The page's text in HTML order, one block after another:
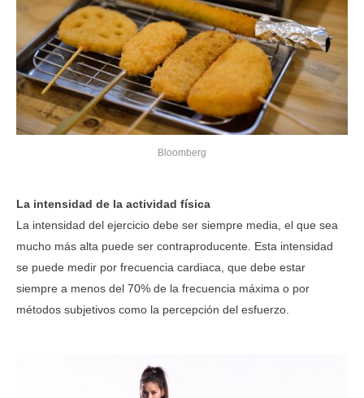
Bloomberg
La intensidad de la actividad física
La intensidad del ejercicio debe ser siempre media, el que sea
mucho más alta puede ser contraproducente. Esta intensidad
se puede medir por frecuencia cardiaca, que debe estar
siempre a menos del 70% de la frecuencia máxima o por
métodos subjetivos como la percepción del esfuerzo.